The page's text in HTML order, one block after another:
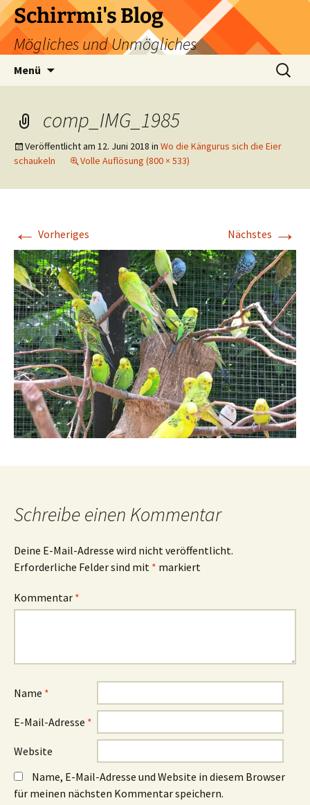
Zum
Inhalt
springen
Schirrmi's Blog
Mögliches und Unmögliches
Menü
Suchen
nach:
comp_IMG_1985
Veröffentlicht am 12. Juni 2018 in Wo die Kängurus sich die Eier
schaukeln
Volle Auflösung (800 × 533)
← Vorheriges Nächstes →
Schreibe einen Kommentar
Deine E-Mail-Adresse wird nicht veröffentlicht.
Erforderliche Felder sind mit * markiert
Kommentar *
Name *
E-Mail-Adresse *
Website
Name, E-Mail-Adresse und Website in diesem Browser
für meinen nächsten Kommentar speichern.